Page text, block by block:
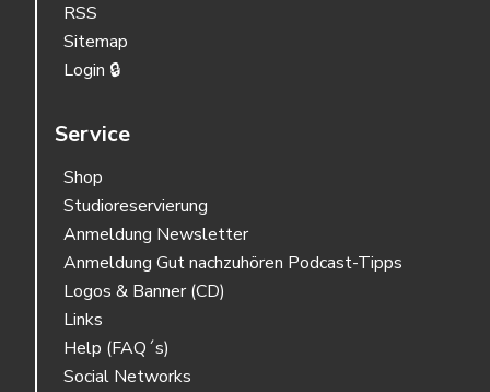
RSS
Sitemap
Login 🔒
Service
Shop
Studioreservierung
Anmeldung Newsletter
Anmeldung Gut nachzuhören Podcast-Tipps
Logos & Banner (CD)
Links
Help (FAQ´s)
Social Networks